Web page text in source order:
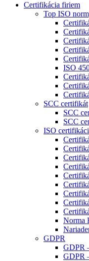
Certifikácia firiem
Top ISO
ISO
SCC certifikát
SCC
SCC
ISO
Norma
GDPR
GDPR
GDPR